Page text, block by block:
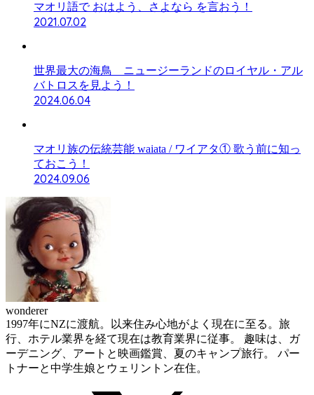
マオリ語で おはよう、さよなら を言おう！
2021.07.02
世界最大の海鳥 ニュージーランドのロイヤル・アル
バトロスを見よう！
2024.06.04
マオリ族の伝統芸能 waiata / ワイアタ① 歌う前に知っ
ておこう！
2024.09.06
wonderer
1997年にNZに渡航。以来住み心地がよく現在に至る。旅
行、ホテル業界を経て現在は教育業界に従事。 趣味は、ガ
ーデニング、アートと映画鑑賞、夏のキャンプ旅行。 パー
トナーと中学生娘とウェリントン在住。